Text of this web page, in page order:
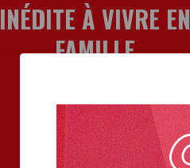
INÉDITE À VIVRE EN
FAMILLE